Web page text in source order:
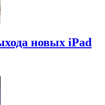
новых iPad